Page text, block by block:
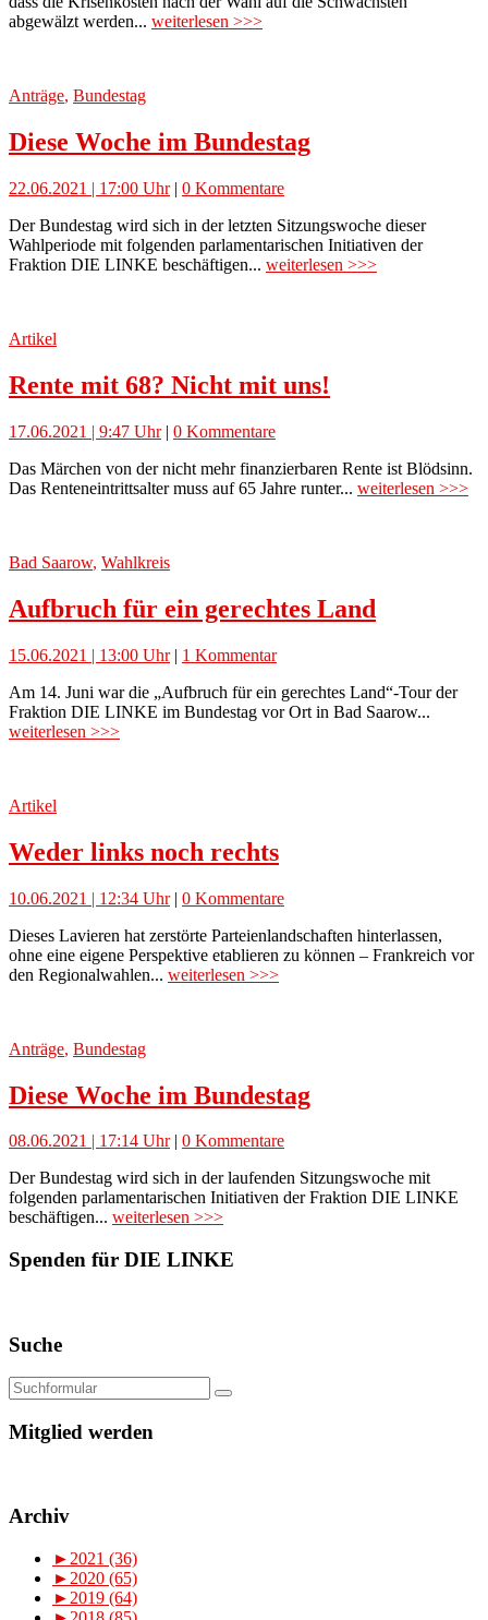
abgewälzt werden... weiterlesen >>>
Anträge, Bundestag
Diese Woche im Bundestag
22.06.2021 | 17:00 Uhr| 0 Kommentare
Der Bundestag wird sich in der letzten Sitzungswoche dieser
Wahlperiode mit folgenden parlamentarischen Initiativen der
Fraktion DIE LINKE beschäftigen... weiterlesen >>>
Artikel
Rente mit 68? Nicht mit uns!
17.06.2021 | 9:47 Uhr| 0 Kommentare
Das Märchen von der nicht mehr finanzierbaren Rente ist Blödsinn.
Das Renteneintrittsalter muss auf 65 Jahre runter... weiterlesen >>>
Bad Saarow, Wahlkreis
Aufbruch für ein gerechtes Land
15.06.2021 | 13:00 Uhr| 1 Kommentar
Am 14. Juni war die „Aufbruch für ein gerechtes Land“-Tour der
Fraktion DIE LINKE im Bundestag vor Ort in Bad Saarow...
weiterlesen >>>
Artikel
Weder links noch rechts
10.06.2021 | 12:34 Uhr| 0 Kommentare
Dieses Lavieren hat zerstörte Parteienlandschaften hinterlassen,
ohne eine eigene Perspektive etablieren zu können – Frankreich vor
den Regionalwahlen... weiterlesen >>>
Anträge, Bundestag
Diese Woche im Bundestag
08.06.2021 | 17:14 Uhr| 0 Kommentare
Der Bundestag wird sich in der laufenden Sitzungswoche mit
folgenden parlamentarischen Initiativen der Fraktion DIE LINKE
beschäftigen... weiterlesen >>>
Spenden für DIE LINKE
Suche
Mitglied werden
Archiv
► 2021 (36)
► 2020 (65)
► 2019 (64)